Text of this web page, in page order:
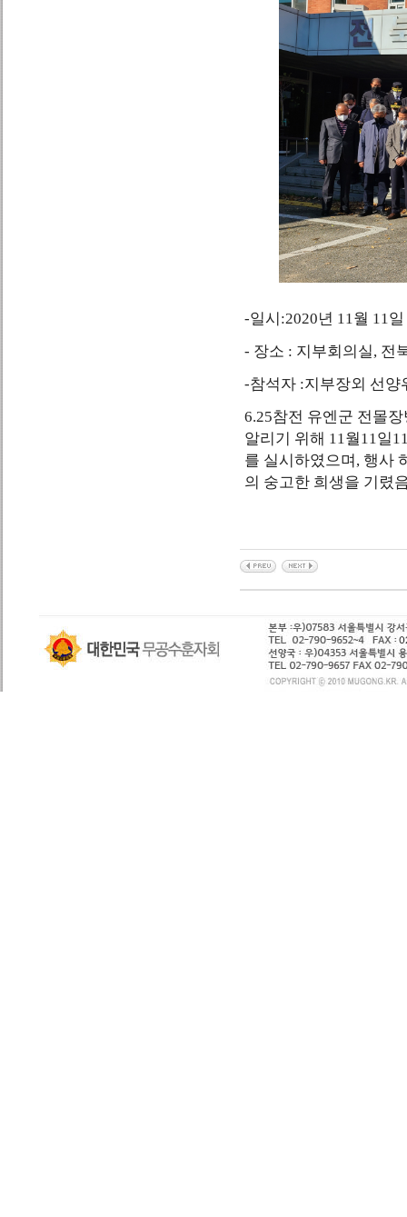
-일시:2020년 11월 11
- 장소 : 지부회의실, 전
-참석자 :지부장외 선양
6.25참전 유엔군 전몰
알리기 위해 11월11일
를 실시하였으며 , 행사
의 숭고한 희생을 기렸